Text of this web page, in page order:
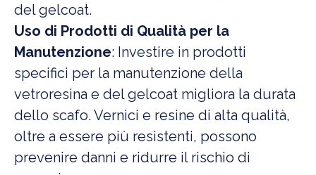
del gelcoat.
Uso di Prodotti di Qualità per la
Manutenzione: Investire in prodotti
specifici per la manutenzione della
vetroresina e del gelcoat migliora la durata
dello scafo. Vernici e resine di alta qualità,
oltre a essere più resistenti, possono
prevenire danni e ridurre il rischio di